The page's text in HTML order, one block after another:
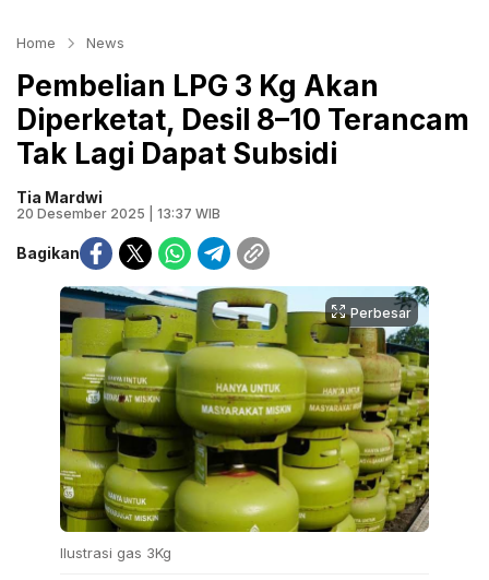
Home News
Pembelian LPG 3 Kg Akan
Diperketat, Desil 8–10 Terancam
Tak Lagi Dapat Subsidi
Tia Mardwi
20 Desember 2025 | 13:37 WIB
Bagikan
Perbesar
Ilustrasi gas 3Kg